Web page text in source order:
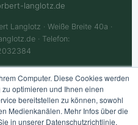
Computer. Diese Cookies werden
optimieren und Ihnen einen
bereitstellen zu können, sowohl
Medienkanälen. Mehr Infos über die
in unserer Datenschutzrichtlinie.
langlotz.de
Langlotz · Weiße Breite 40a ·
· Telefon: